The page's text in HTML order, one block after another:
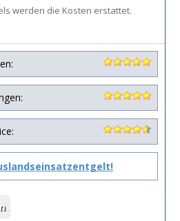
werden die Kosten erstattet.